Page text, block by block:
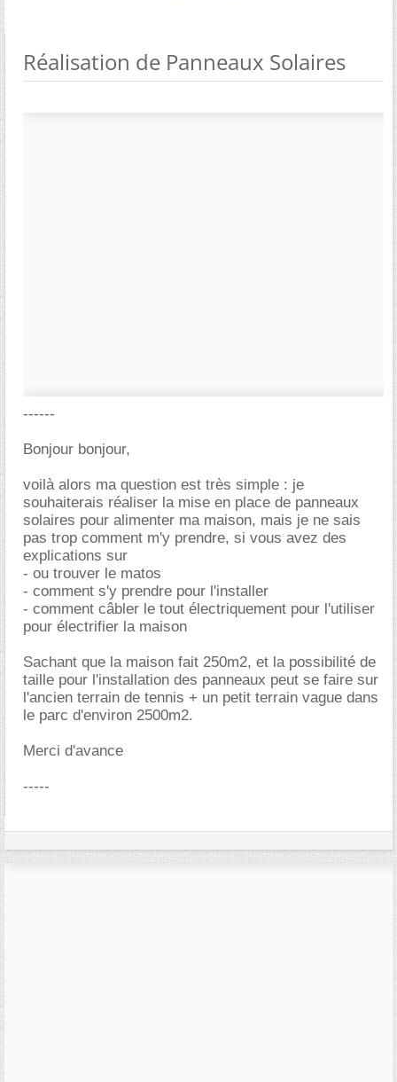
Réalisation de Panneaux Solaires
------
Bonjour bonjour,
voilà alors ma question est très simple : je
souhaiterais réaliser la mise en place de panneaux
solaires pour alimenter ma maison, mais je ne sais
pas trop comment m'y prendre, si vous avez des
explications sur
- ou trouver le matos
- comment s'y prendre pour l'installer
- comment câbler le tout électriquement pour l'utiliser
pour électrifier la maison
Sachant que la maison fait 250m2, et la possibilité de
taille pour l'installation des panneaux peut se faire sur
l'ancien terrain de tennis + un petit terrain vague dans
le parc d'environ 2500m2.
Merci d'avance
-----